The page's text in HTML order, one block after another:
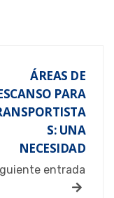
ÁREAS DE
PARA
S: UNA
NECESIDAD
entrada